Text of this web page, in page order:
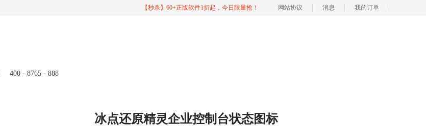
【秒杀】60+正版软件1折起，今日限量抢！ 网站协议 消息 我的订单
400 - 8765 - 888
冰点还原精灵企业控制台状态图标